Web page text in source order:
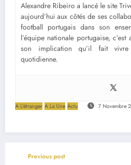
Alexandre Ribeiro a lancé le site
aujourd’hui aux côtés de ses
football portugais dans son
l’équipe nationale portugaise,
son implication qu’il fait
quotidienne.
A L'étranger A La Une Actu 7 Novembre
Previous post